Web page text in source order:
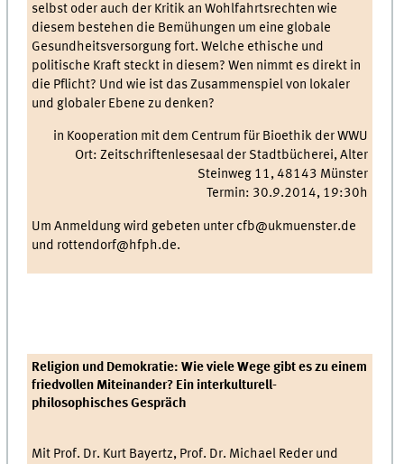
selbst oder auch der Kritik an Wohlfahrtsrechten wie
diesem bestehen die Bemühungen um eine globale
Gesundheitsversorgung fort. Welche ethische und
politische Kraft steckt in diesem? Wen nimmt es direkt in
die Pflicht? Und wie ist das Zusammenspiel von lokaler
und globaler Ebene zu denken?
in Kooperation mit dem Centrum für Bioethik der WWU
Ort: Zeitschriftenlesesaal der Stadtbücherei, Alter
Steinweg 11, 48143 Münster
Termin: 30.9.2014, 19:30h
Um Anmeldung wird gebeten unter cfb@ukmuenster.de
und rottendorf@hfph.de.
Religion und Demokratie: Wie viele Wege gibt es zu einem
friedvollen Miteinander? Ein interkulturell-
philosophisches Gespräch
Mit Prof. Dr. Kurt Bayertz, Prof. Dr. Michael Reder und